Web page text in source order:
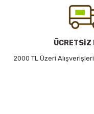
Ürün bilgilerinde hatalar
Ürün fiyatı diğer
Bu ürüne benzer farklı
ÜCRETSİZ
2000 TL Üzeri